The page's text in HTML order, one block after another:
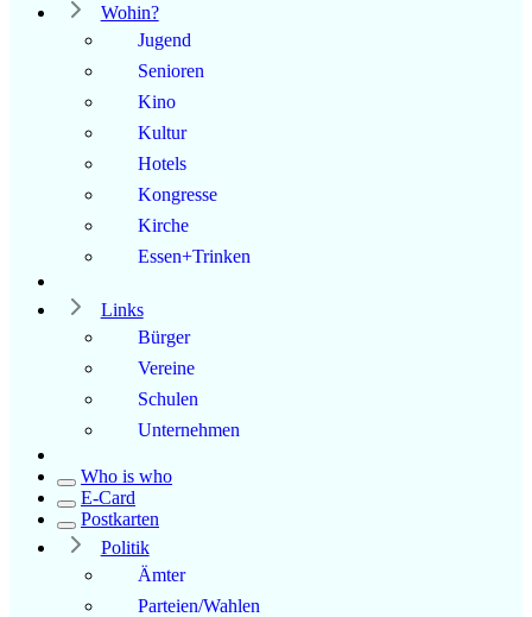
Wohin?
Jugend
Senioren
Kino
Kultur
Hotels
Kongresse
Kirche
Essen+Trinken
Links
Bürger
Vereine
Schulen
Unternehmen
Who is who
E-Card
Postkarten
Politik
Ämter
Parteien/Wahlen